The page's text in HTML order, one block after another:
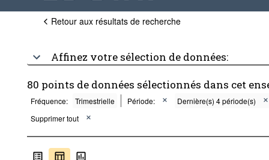
Retour aux résultats de recherche
Affinez votre sélection de données:
80 points de données sélectionnés dans cet
Fréquence: Trimestrielle Période:
Dernière(s) 4 période(s)
Supprimer tout